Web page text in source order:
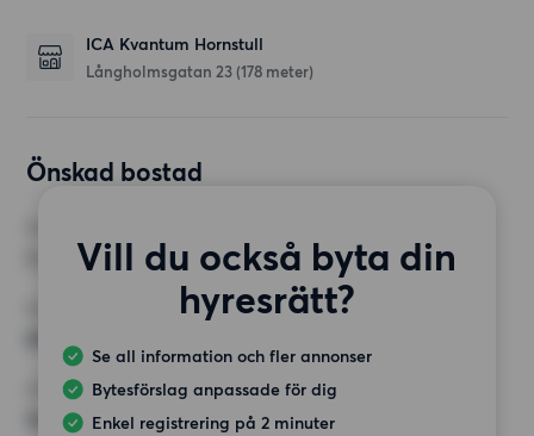
ICA Kvantum Hornstull
Långholmsgatan 23 (178 meter)
Önskad bostad
Vill du också byta din
hyresrätt?
Se all information och fler annonser
Bytesförslag anpassade för dig
Enkel registrering på 2 minuter
MINST ANTAL KVADRATMETER
HÖGSTA HYRA
16 000 kr